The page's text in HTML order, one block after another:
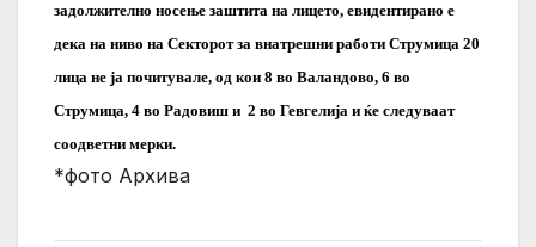
задолжително носење заштита на лицето, евидентирано е
дека на ниво на Секторот за внатрешни работи Струмица 20
лицa не ја почитувалe, од кои 8 во Валандово, 6 во
Струмица, 4 во Радовиш и 2 во Гевгелија и ќе следуваат
соодветни мерки.
*фото Архива